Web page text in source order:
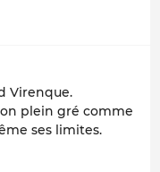
Virenque.
plein gré comme
ses limites.